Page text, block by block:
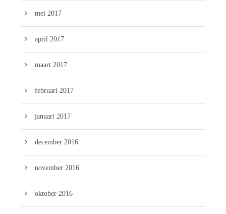
mei 2017
april 2017
maart 2017
februari 2017
januari 2017
december 2016
november 2016
oktober 2016